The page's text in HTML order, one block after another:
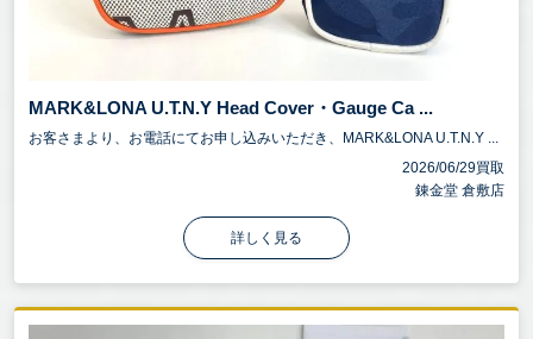
MARK&LONA U.T.N.Y Head Cover・Gauge Ca ...
お客さまより、お電話にてお申し込みいただき、MARK&LONA U.T.N.Y ...
2026/06/29買取
錬金堂 倉敷店
詳しく見る